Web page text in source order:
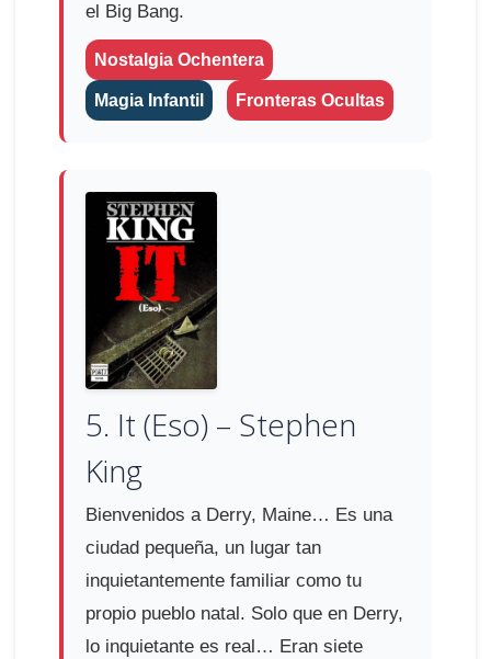
el Big Bang.
Nostalgia Ochentera
Magia Infantil Fronteras Ocultas
5. It (Eso) – Stephen
King
Bienvenidos a Derry, Maine… Es una
ciudad pequeña, un lugar tan
inquietantemente familiar como tu
propio pueblo natal. Solo que en Derry,
lo inquietante es real… Eran siete